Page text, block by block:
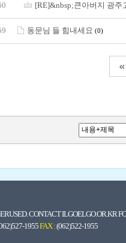
[RE]&nbsp;큰아버지 광주
동문님 들 힘내세요 (0)
CONTACT ILGOELGO.OR.KR
1955FAX :(062)522-1955